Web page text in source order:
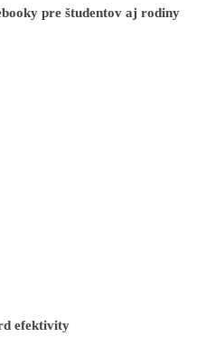
pre študentov aj rodiny
efektivity